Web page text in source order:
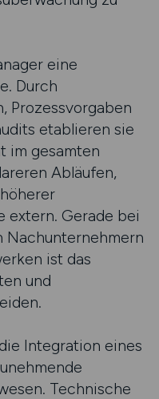
eine
Durch
Prozessvorgaben
etablieren sie
im gesamten
Abläufen,
Gerade bei
Nachunternehmern
ist das
und
Integration eines
Technische